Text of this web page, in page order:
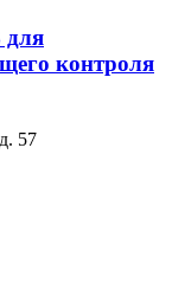
контроля
57